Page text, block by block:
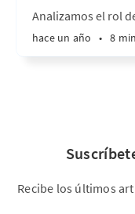
Analizamos el rol
hace un año • 8
Recibe los últimos